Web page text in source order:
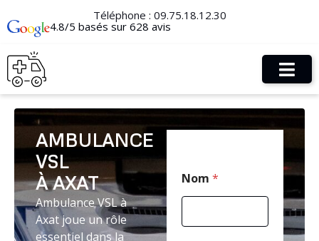
Téléphone : 09.75.18.12.30
4.8/5 basés sur 628 avis
AMBULANCE
VSL
À AXAT
Ambulance VSL à
Axat joue un rôle
essentiel dans la
Nom *
T
l
é
p
h